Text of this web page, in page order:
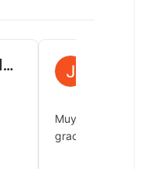
Isaías Joel Caballero
Muy buena
gracias